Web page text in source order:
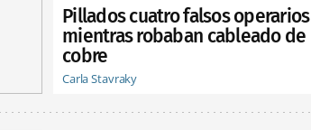
Pillados cuatro falsos operarios
mientras robaban cableado de
cobre
Carla Stavraky